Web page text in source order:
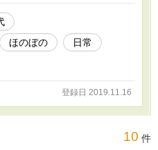
ほのぼの
日常
登録日 2019.11.16
10 件